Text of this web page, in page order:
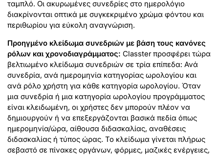
ταμπλό. Οι ακυρωμένες συνεδρίες στο ημερολόγιο
διακρίνονται οπτικά με συγκεκριμένο χρώμα φόντου και
περιθωρίου για εύκολη αναγνώριση.
Προηγμένο κλείδωμα συνεδριών με βάση τους κανόνες
ρόλων και χρονοδιαγράμματος: Classter προσφέρει τώρα
βελτιωμένο κλείδωμα συνεδριών σε τρία επίπεδα: Ανά
συνεδρία, ανά ημερομηνία κατηγορίας ωρολογίου και
ανά ρόλο χρήστη για κάθε κατηγορία ωρολογίου. Όταν
μια συνεδρία ή μια κατηγορία ωρολογίου προγράμματος
είναι κλειδωμένη, οι χρήστες δεν μπορούν πλέον να
δημιουργούν ή να επεξεργάζονται βασικά πεδία όπως
ημερομηνία/ώρα, αίθουσα διδασκαλίας, αναθέσεις
διδασκαλίας ή τύπος ώρας. Το κλείδωμα γίνεται πλήρως
σεβαστό σε πίνακες οργάνων, φόρμες, μαζικές ενέργειες,